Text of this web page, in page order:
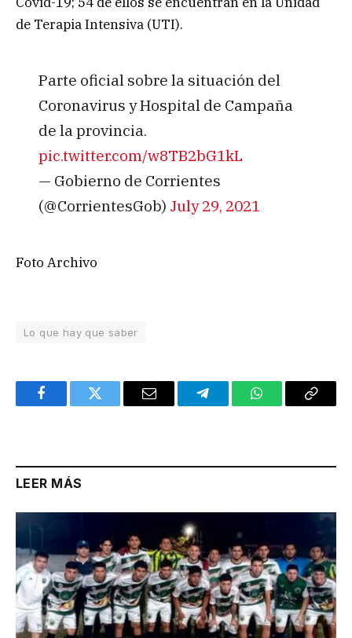
de Terapia Intensiva (UTI).
Parte oficial sobre la situación del
Coronavirus y Hospital de Campaña
de la provincia.
pic.twitter.com/w8TB2bG1kL
— Gobierno de Corrientes
(@CorrientesGob) July 29, 2021
Foto Archivo
Lo que hay que saber
FacebookTwitter Email TelegramWhatsAppCopy
LEER MÁS